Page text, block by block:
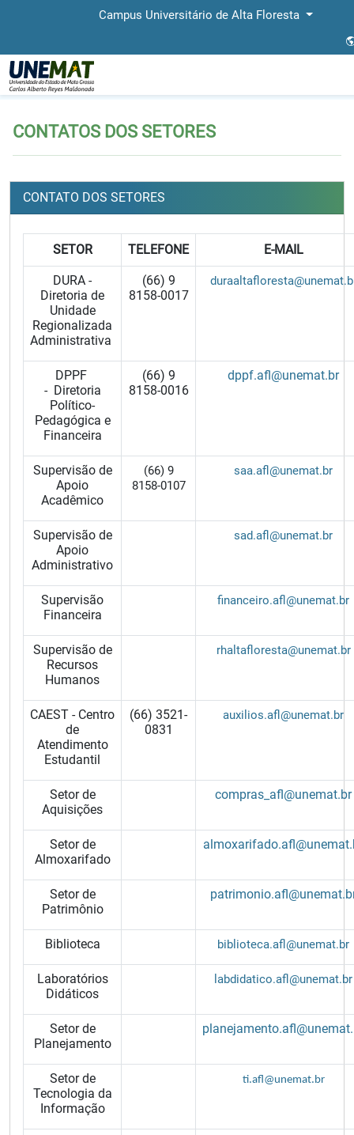
Campus Universitário de Alta Floresta
Página Inicial
CONTATOS DOS SETORES
CONTATO DOS SETORES
SETOR TELEFONE E-MAIL
DURA -
Diretoria de
Unidade
Regionalizada
Administrativa
(66) 9
8158-0017
DPPF
- Diretoria
Político-
Pedagógica e
Financeira
(66) 9
8158-0016
dppf.afl@unemat.br
Supervisão de
Apoio
Acadêmico
(66) 9
8158-0107
saa.afl@unemat.br
Supervisão de
Apoio
Administrativo
sad.afl@unemat.br
Supervisão
Financeira
financeiro.afl@unemat.br
Supervisão de
Recursos
Humanos
rhaltafloresta@unemat.br
CAEST - Centro
de
Atendimento
Estudantil
(66) 3521-
0831
auxilios.afl@unemat.br
Setor de
Aquisições
compras_afl@unemat.br
Setor de
Almoxarifado
Setor de
Patrimônio
Biblioteca biblioteca.afl@unemat.br
Laboratórios
Didáticos
labdidatico.afl@unemat.br
Setor de
Planejamento
Setor de
Tecnologia da
Informação
ti.afl@unemat.br